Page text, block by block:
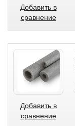
Добавить в
сравнение
Добавить в
сравнение